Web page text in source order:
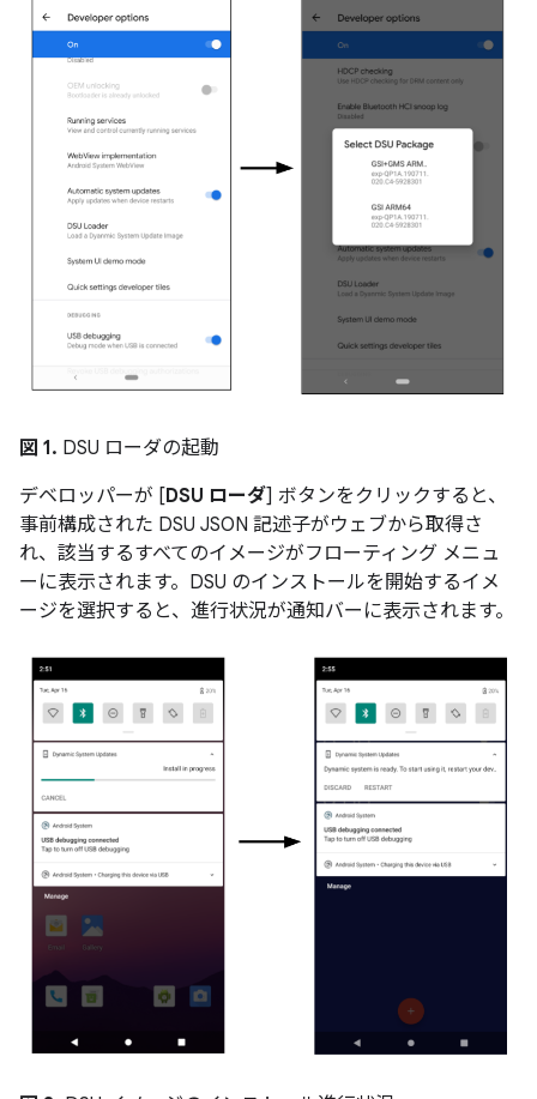
図 1. DSU ローダの起動
デベロッパーが [DSU ローダ] ボタンをクリックすると、
事前構成された DSU JSON 記述子がウェブから取得さ
れ、該当するすべてのイメージがフローティング メニュ
ーに表示されます。DSU のインストールを開始するイメ
ージを選択すると、進行状況が通知バーに表示されます。